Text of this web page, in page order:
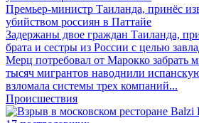
Премьер-министр Таиланда, принёс
убийством россиян в Паттайе
Задержаны двое граждан Таиланда,
брата и сестры из России с целью
Мерц потребовал от Марокко забрать
тысяч мигрантов наводнили
взломала системы трех компаний...
Происшествия